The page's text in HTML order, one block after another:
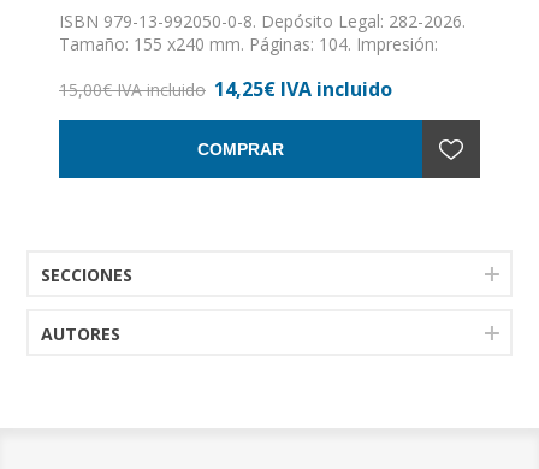
ISBN 979-13-992050-0-8. Depósito Legal: 282-2026.
Tamaño: 155 x240 mm. Páginas: 104. Impresión:
15,00€ IVA incluido 14,25€ IVA incluido
COMPRAR
SECCIONES
AUTORES